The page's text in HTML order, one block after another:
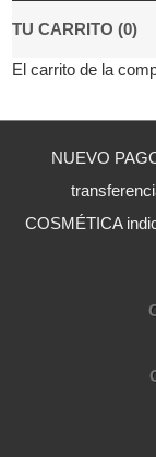
TU CARRITO (0)
El carrito de la
NUEVO
COSMÉTICA